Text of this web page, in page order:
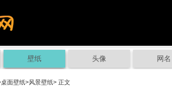
壁纸 头像 网名
桌面壁纸>风景壁纸> 正文